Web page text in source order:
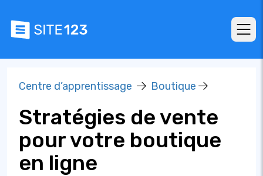
Centre d’apprentissage Boutique
Stratégies de vente
pour votre boutique
en ligne